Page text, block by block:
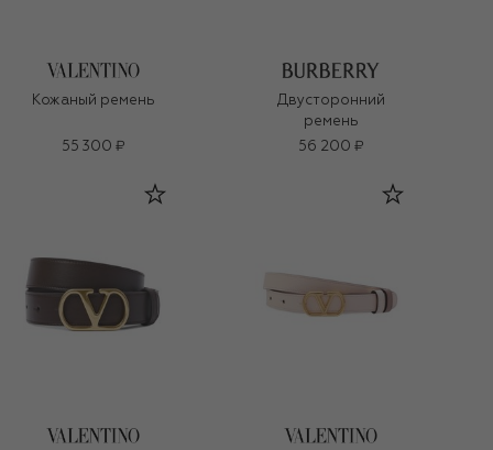
Кожаный ремень
55 300 ₽
Двусторонний
ремень
56 200 ₽